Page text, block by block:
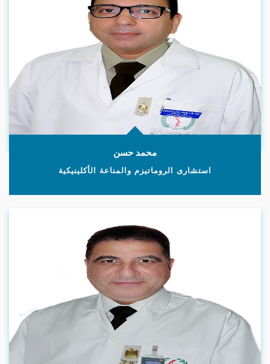
محمد حسن
استشارى الروماتيزم والمناعة الأكلينيكية